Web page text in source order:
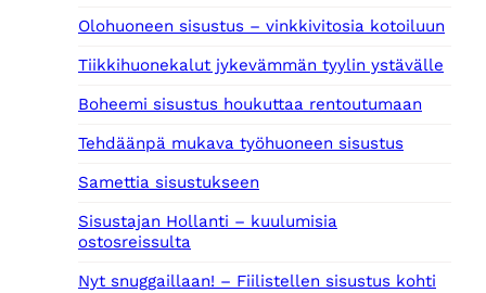
Olohuoneen sisustus – vinkkivitosia kotoiluun
Tiikkihuonekalut jykevämmän tyylin ystävälle
Boheemi sisustus houkuttaa rentoutumaan
Tehdäänpä mukava työhuoneen sisustus
Samettia sisustukseen
Sisustajan Hollanti – kuulumisia
ostosreissulta
Nyt snuggaillaan! – Fiilistellen sisustus kohti